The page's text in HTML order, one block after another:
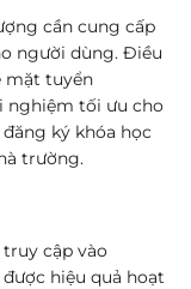
cần cung cấp
người dùng. Điều
mặt tuyển
nghiệm tối ưu cho
ký khóa học
trường.
cập vào
hiệu quả hoạt